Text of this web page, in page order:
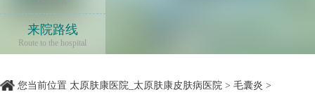
Q illness
来院路线
Route to the hospital
您当前位置 太原肤康医院_太原肤康皮肤病医院 > 毛囊炎 >